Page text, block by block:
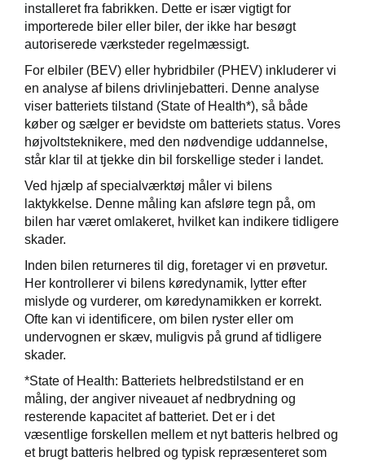
og
installeret fra fabrikken. Dette er især vigtigt for
importerede biler eller biler, der ikke har besøgt
autoriserede værksteder regelmæssigt.
For elbiler (BEV) eller hybridbiler (PHEV) inkluderer vi
en analyse af bilens drivlinjebatteri. Denne analyse
viser batteriets tilstand (State of Health*), så både
køber og sælger er bevidste om batteriets status. Vores
højvoltsteknikere, med den nødvendige uddannelse,
står klar til at tjekke din bil forskellige steder i landet.
Ved hjælp af specialværktøj måler vi bilens
laktykkelse. Denne måling kan afsløre tegn på, om
bilen har været omlakeret, hvilket kan indikere tidligere
skader.
Inden bilen returneres til dig, foretager vi en prøvetur.
Her kontrollerer vi bilens køredynamik, lytter efter
mislyde og vurderer, om køredynamikken er korrekt.
Ofte kan vi identificere, om bilen ryster eller om
undervognen er skæv, muligvis på grund af tidligere
skader.
*State of Health: Batteriets helbredstilstand er en
måling, der angiver niveauet af nedbrydning og
resterende kapacitet af batteriet. Det er i det
væsentlige forskellen mellem et nyt batteris helbred og
et brugt batteris helbred og typisk repræsenteret som